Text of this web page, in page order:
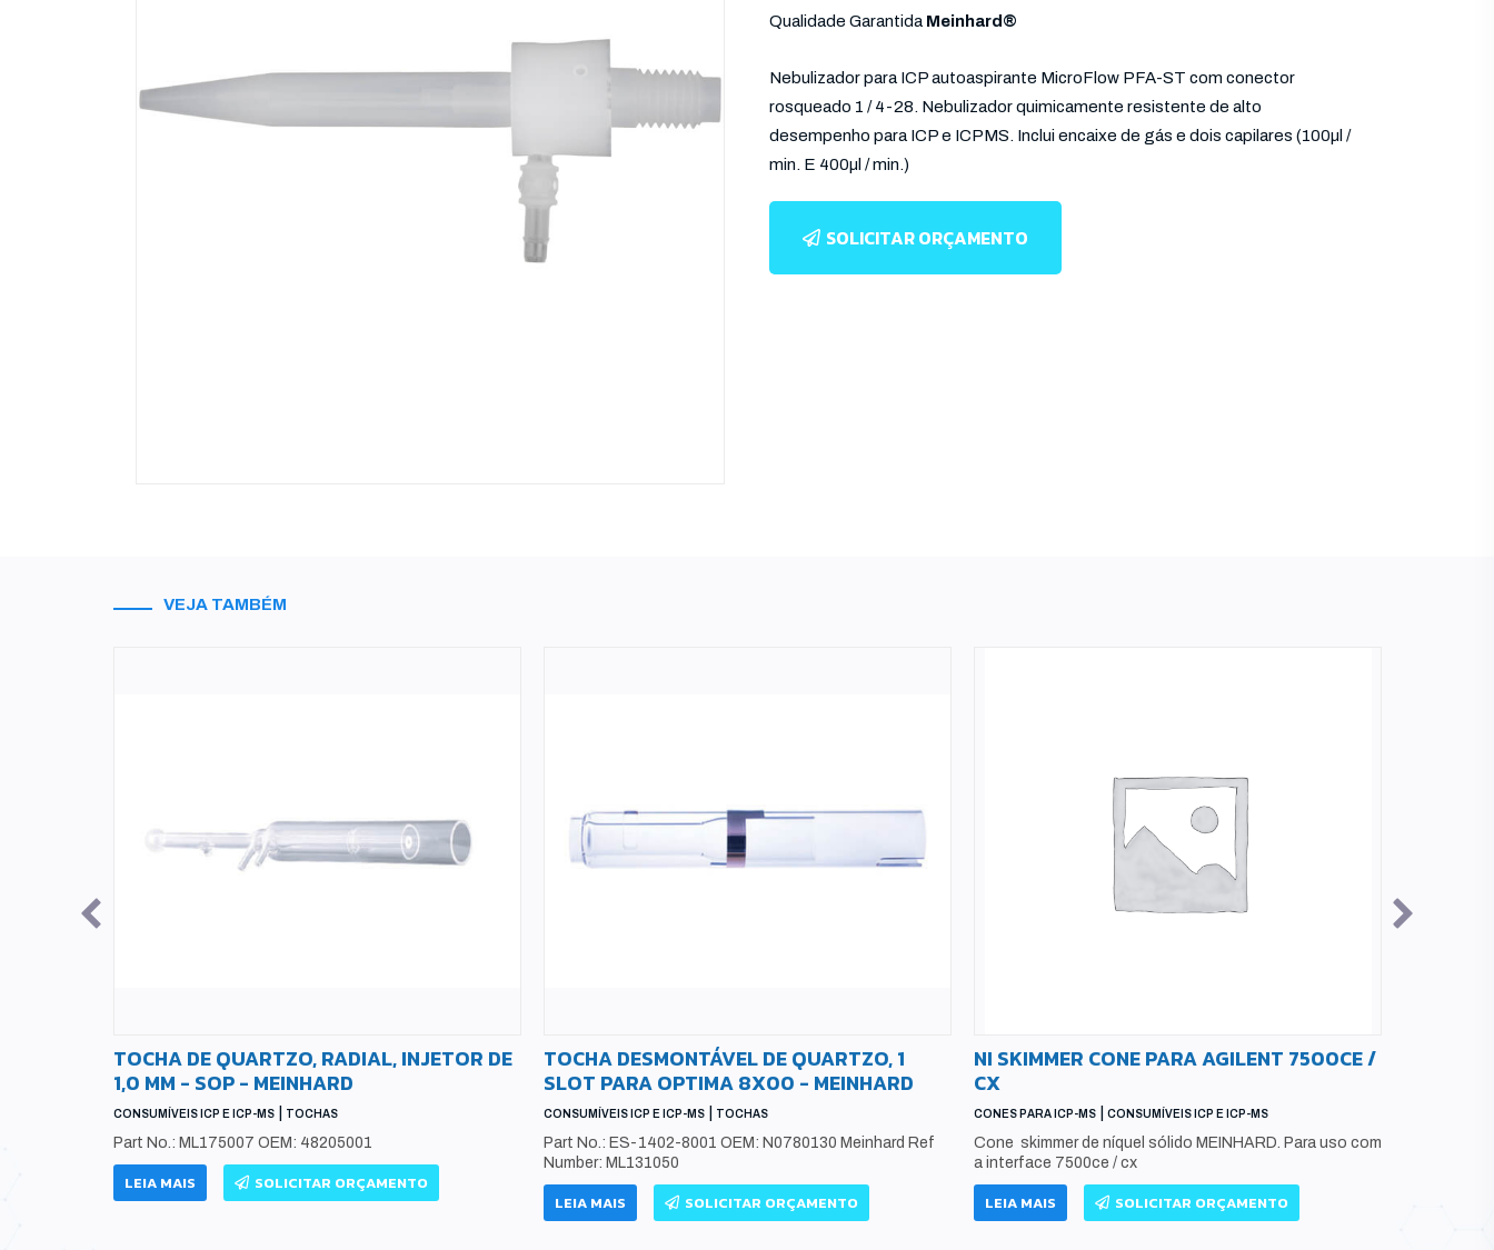
Qualidade Garantida Meinhard®
Nebulizador para ICPautoaspirante MicroFlow PFA-ST com conector
rosqueado 1 / 4-28. Nebulizador quimicamente resistente de alto
desempenho para ICP e ICPMS. Inclui encaixe de gás e dois capilares (100µl /
min. E 400µl / min.)
SOLICITAR ORÇAMENTO
VEJA TAMBÉM
TOCHA DE QUARTZO, RADIAL, INJETOR DE
1,0 MM - SOP - MEINHARD
CONSUMÍVEIS ICP E ICP-MS TOCHAS
Part No.: ML175007 OEM: 48205001
LEIA MAIS SOLICITAR ORÇAMENTO
TOCHA DESMONTÁVEL DE QUARTZO, 1
SLOT PARA OPTIMA 8X00 - MEINHARD
CONSUMÍVEIS ICP E ICP-MS TOCHAS
Part No.: ES-1402-8001 OEM: N0780130 Meinhard Ref
Number: ML131050
LEIA MAIS SOLICITAR ORÇAMENTO
NI SKIMMER CONE PARA AGILENT 7500CE /
CX
CONES PARA ICP-MS CONSUMÍVEIS ICP E ICP-MS
Cone skimmer de níquel sólido MEINHARD. Para uso com
a interface 7500ce / cx
LEIA MAIS SOLICITAR ORÇAMENTO